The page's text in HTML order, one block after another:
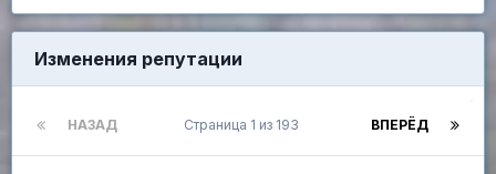
Изменения репутации
НАЗАД ВПЕРЁД
Страница 1 из 193